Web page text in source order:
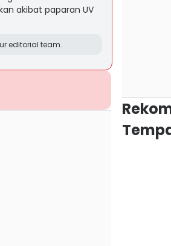
akibat paparan UV
editorial team.